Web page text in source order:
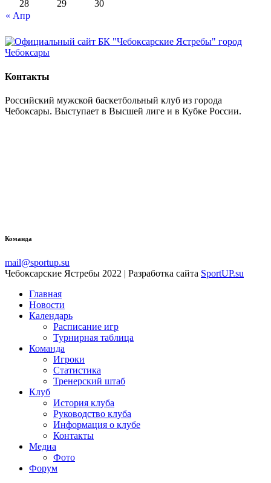
« Апр
28 29 30
Контакты
Российский мужской баскетбольный клуб из города
Чебоксары. Выступает в Высшей лиге и в Кубке России.
Команда
mail@sportup.su
Чебоксарские Ястребы 2022 | Разработка сайта SportUP.su
Главная
Новости
Календарь
Расписание игр
Турнирная таблица
Команда
Игроки
Статистика
Тренерский штаб
Клуб
История клуба
Руководство клуба
Информация о клубе
Контакты
Медиа
Фото
Форум